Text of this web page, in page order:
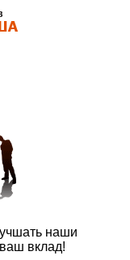
наши
вклад!